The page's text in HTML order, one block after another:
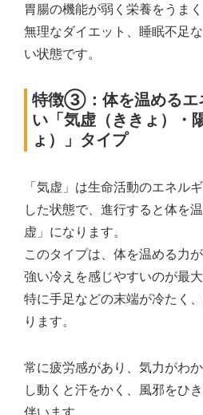
胃腸の機能が弱く栄養をうま
無理なダイエット、睡眠不足
い状態です。
特徴③：体を温めるエ
い「気虚（ききょ）・
ょ）」タイプ
「気虚」は生命活動のエネル
した状態で、進行すると体を
虚」になります。
このタイプは、体を温める力
強い冷えを感じやすいのが最大
特に手足などの末端が冷たく
ります。
常に疲労感があり、気力がわ
し動くと汗をかく、風邪をひ